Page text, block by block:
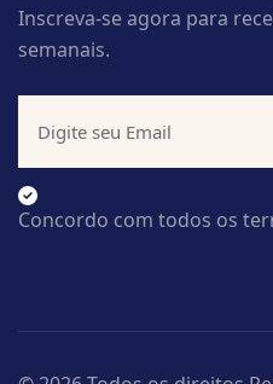
Inscreva-se agora para
semanais.
Concordo com todos os